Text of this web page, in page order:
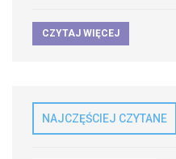
CZYTAJ WIĘCEJ
NAJCZĘŚCIEJ CZYTANE